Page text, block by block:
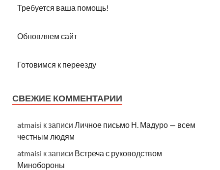
Требуется ваша помощь!
Обновляем сайт
Готовимся к переезду
СВЕЖИЕ КОММЕНТАРИИ
atmaisi к записи Личное письмо Н. Мадуро — всем
честным людям
atmaisi к записи Встреча с руководством
Минобороны